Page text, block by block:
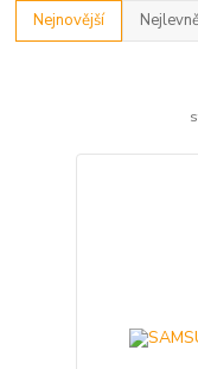
Nejnovější